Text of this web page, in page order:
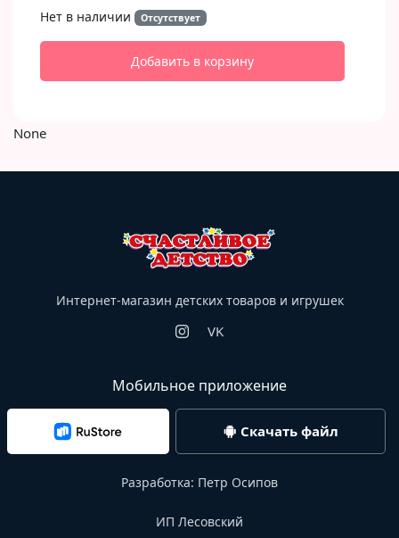
Нет в наличии Отсутствует
Добавить в корзину
None
Интернет-магазин детских товаров и игрушек
VK
Мобильное приложение
Скачать файл
Разработка: Петр Осипов
ИП Лесовский